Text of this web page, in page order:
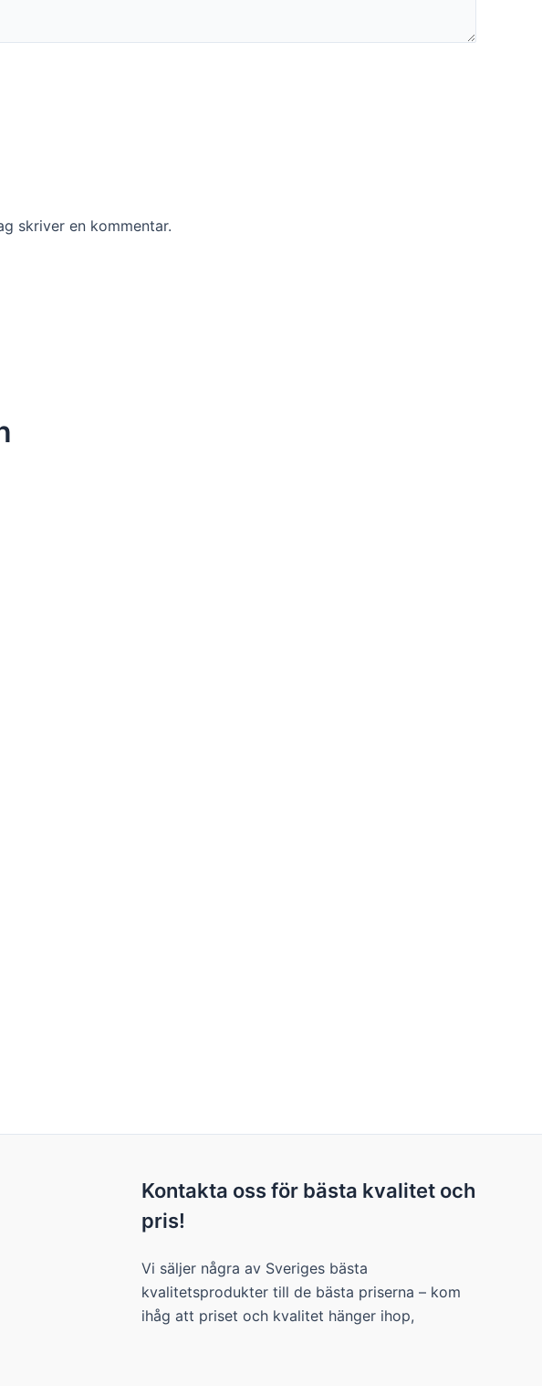
skriver en kommentar.
Kontakta oss för bästa kvalitet och
pris!
Vi säljer några av Sveriges bästa
kvalitetsprodukter till de bästa priserna – kom
ihåg att priset och kvalitet hänger ihop,